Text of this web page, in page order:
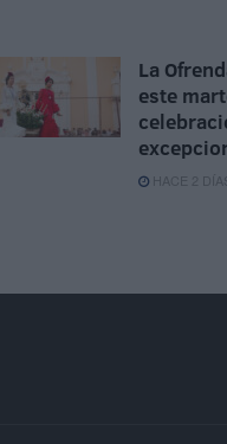
La
este
HACE 2 DÍAS